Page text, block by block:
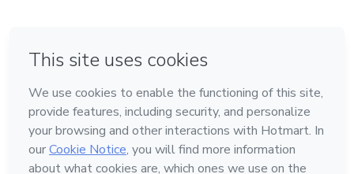
Feito com ❤ em Bogotá
Conheça a Hotmart